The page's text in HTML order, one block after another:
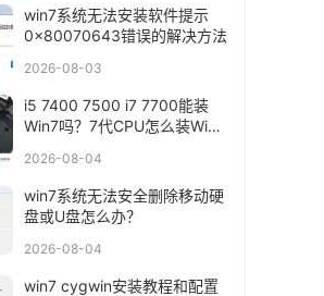
win7系统无法安装软件提示
0x80070643错误的解决方法
2026-08-03
i5 7400 7500 i7 7700能装
Win7吗？7代CPU怎么装Win7
2026-08-04
win7系统无法安全删除移动硬
盘或U盘怎么办？
2026-08-04
win7 cygwin安装教程和配置